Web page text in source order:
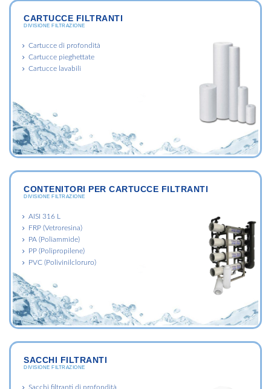
CARTUCCE FILTRANTI
DIVISIONE FILTRAZIONE
Cartucce di profondità
Cartucce pieghettate
Cartucce lavabili
CONTENITORI PER CARTUCCE FILTRANTI
DIVISIONE FILTRAZIONE
AISI 316 L
FRP (Vetroresina)
PA (Poliammide)
PP (Polipropilene)
PVC (Polivinilcloruro)
SACCHI FILTRANTI
DIVISIONE FILTRAZIONE
Sacchi filtranti di profondità